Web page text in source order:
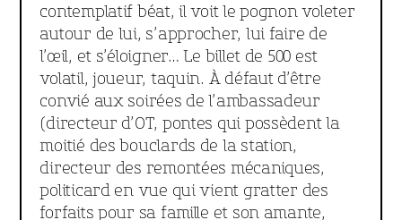
contemplatif béat, il voit le pognon voleter
autour de lui, s’approcher, lui faire de
l’œil, et s’éloigner… Le billet de 500 est
volatil, joueur, taquin. À défaut d’être
convié aux soirées de l’ambassadeur
(directeur d’OT, pontes qui possèdent la
moitié des bouclards de la station,
directeur des remontées mécaniques,
politicard en vue qui vient gratter des
forfaits pour sa famille et son amante,